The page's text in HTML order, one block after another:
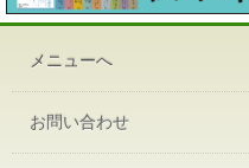
メニューへ
お問い合わせ